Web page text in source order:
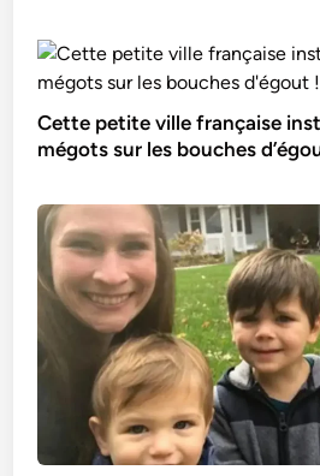
Cette petite ville française
mégots sur les bouches